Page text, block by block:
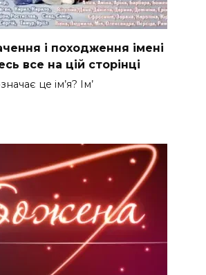
і походження імені
все на цій сторінці
це ім’я? Ім’